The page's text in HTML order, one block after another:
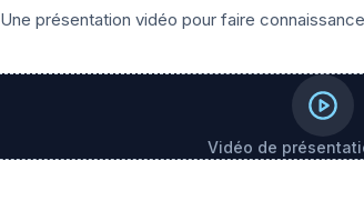
Une présentation vidéo pour faire
Vidéo de